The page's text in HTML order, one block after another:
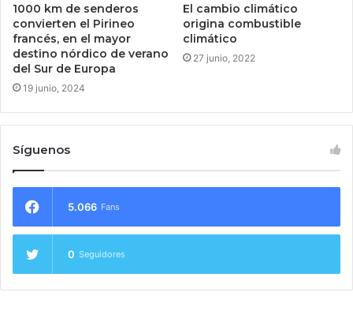
1000 km de senderos
convierten el Pirineo
francés, en el mayor
destino nórdico de verano
del Sur de Europa
19 junio, 2024
El cambio climático
origina combustible
climático
27 junio, 2022
Síguenos
5.066 Fans
0 Seguidores